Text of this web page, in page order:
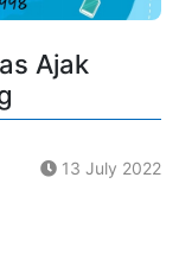
Ajak
13 July 2022